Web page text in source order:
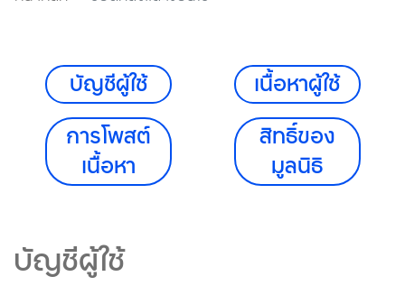
บัญชีผู้ใช้
เนื้อหาผู้ใช้
การโพสต์
เนื้อหา
สิทธิ์ของ
มูลนิธิ
บัญชีผู้ใช้